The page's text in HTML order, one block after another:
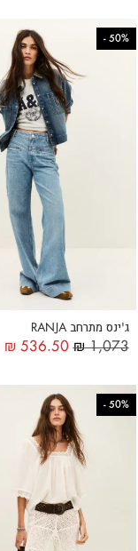
50%
-
ג'ינס מתרחב RANJA
₪1,073
₪ 536.50
50%
-